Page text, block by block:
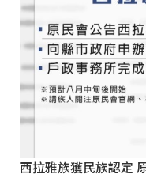
西拉雅族獲民族認定